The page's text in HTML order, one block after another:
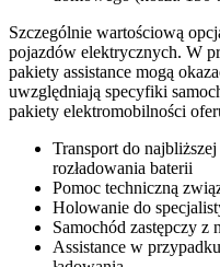
Szczególnie wartościową
pojazdów elektrycznych. W
pakiety assistance mogą
uwzględniają specyfiki
pakiety elektromobilności
Transport do
rozładowania baterii
Pomoc techniczną
Holowanie do
Samochód zastępczy z
Assistance w